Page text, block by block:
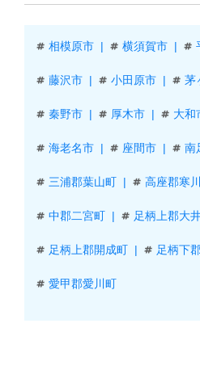
相模原市 横須賀市
藤沢市 小田原市 茅
秦野市 厚木市 大和
海老名市 座間市 南
三浦郡葉山町 高座郡寒
中郡二宮町 足柄上郡大
足柄上郡開成町 足柄下
愛甲郡愛川町